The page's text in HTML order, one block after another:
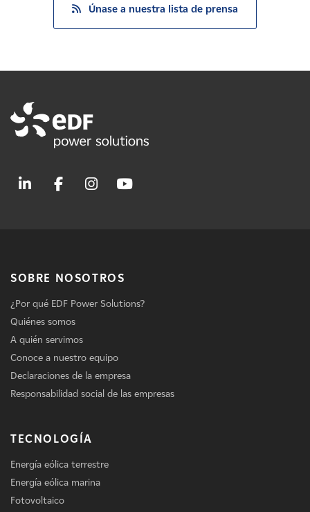
Únase a nuestra lista de prensa
SOBRE NOSOTROS
¿Por qué EDF Power Solutions?
Quiénes somos
A quién servimos
Conoce a nuestro equipo
Declaraciones de la empresa
Responsabilidad social de las empresas
TECNOLOGÍA
Energía eólica terrestre
Energía eólica marina
Fotovoltaico